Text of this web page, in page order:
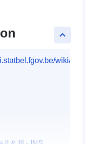
keyboard_arrow_up
wiki/